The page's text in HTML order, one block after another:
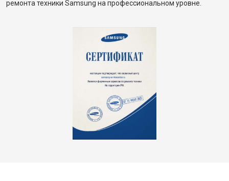
ремонта техники Samsung на профессиональном уровне.